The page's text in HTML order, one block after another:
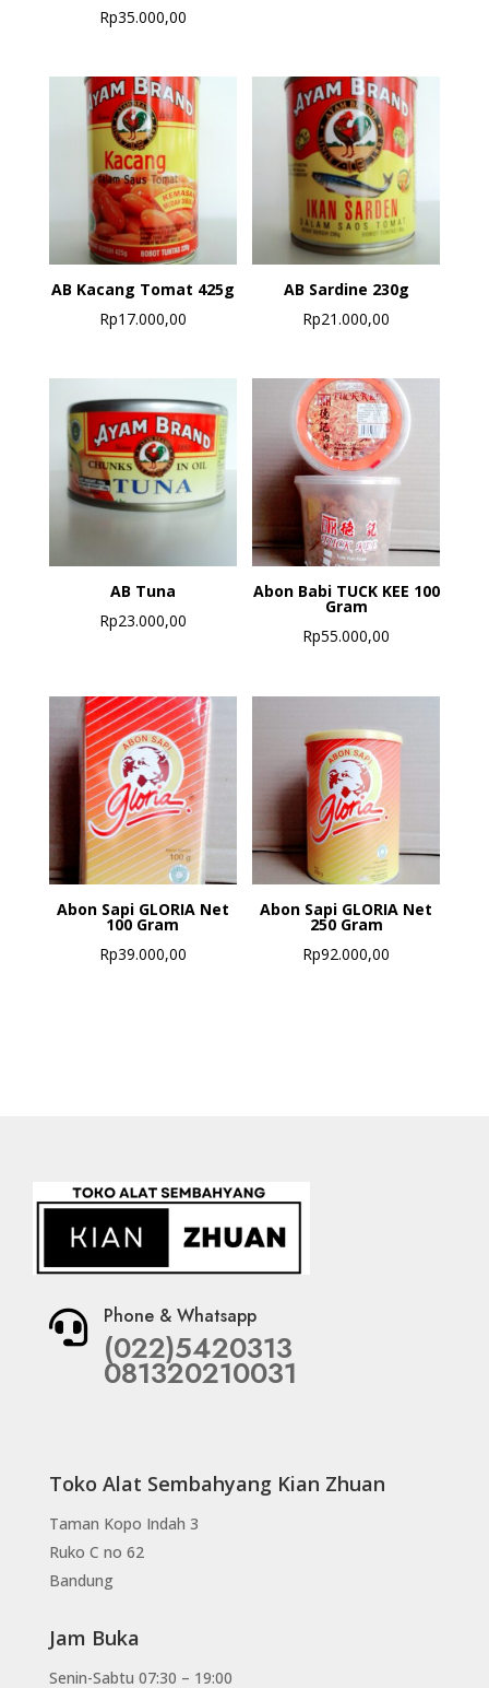
Rp35.000,00
AB Kacang Tomat 425g
Rp17.000,00
AB Sardine 230g
Rp21.000,00
AB Tuna
Rp23.000,00
Abon Babi TUCK KEE 100
Gram
Rp55.000,00
Abon Sapi GLORIA Net
100 Gram
Rp39.000,00
Abon Sapi GLORIA Net
250 Gram
Rp92.000,00
 Phone & Whatsapp
(022)5420313
081320210031
Toko Alat Sembahyang Kian Zhuan
Taman Kopo Indah 3
Ruko C no 62
Bandung
Jam Buka
Senin-Sabtu 07:30 – 19:00